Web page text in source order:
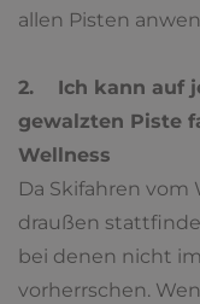
allen Pisten
2. Ich kann auf
gewalzten Piste
Wellness
Da Skifahren
draußen
bei denen nicht
vorherrschen.